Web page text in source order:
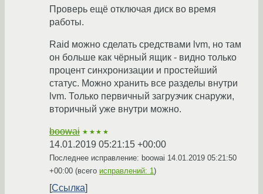
Проверь ещё отключая диск во время
работы.
Raid можно сделать средствами lvm, но там
он больше как чёрный ящик - видно только
процент синхронизации и простейший
статус. Можно хранить все разделы внутри
lvm. Только первичный загрузчик снаружи,
вторичный уже внутри можно.
boowai ★★★★
14.01.2019 05:21:15 +00:00
Последнее исправление: boowai 14.01.2019 05:21:50
+00:00 (всего исправлений: 1)
Ссылка